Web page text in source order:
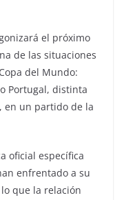
el próximo
de las situaciones
del Mundo:
Portugal, distinta
en un partido de la
oficial específica
enfrentado a su
que la relación